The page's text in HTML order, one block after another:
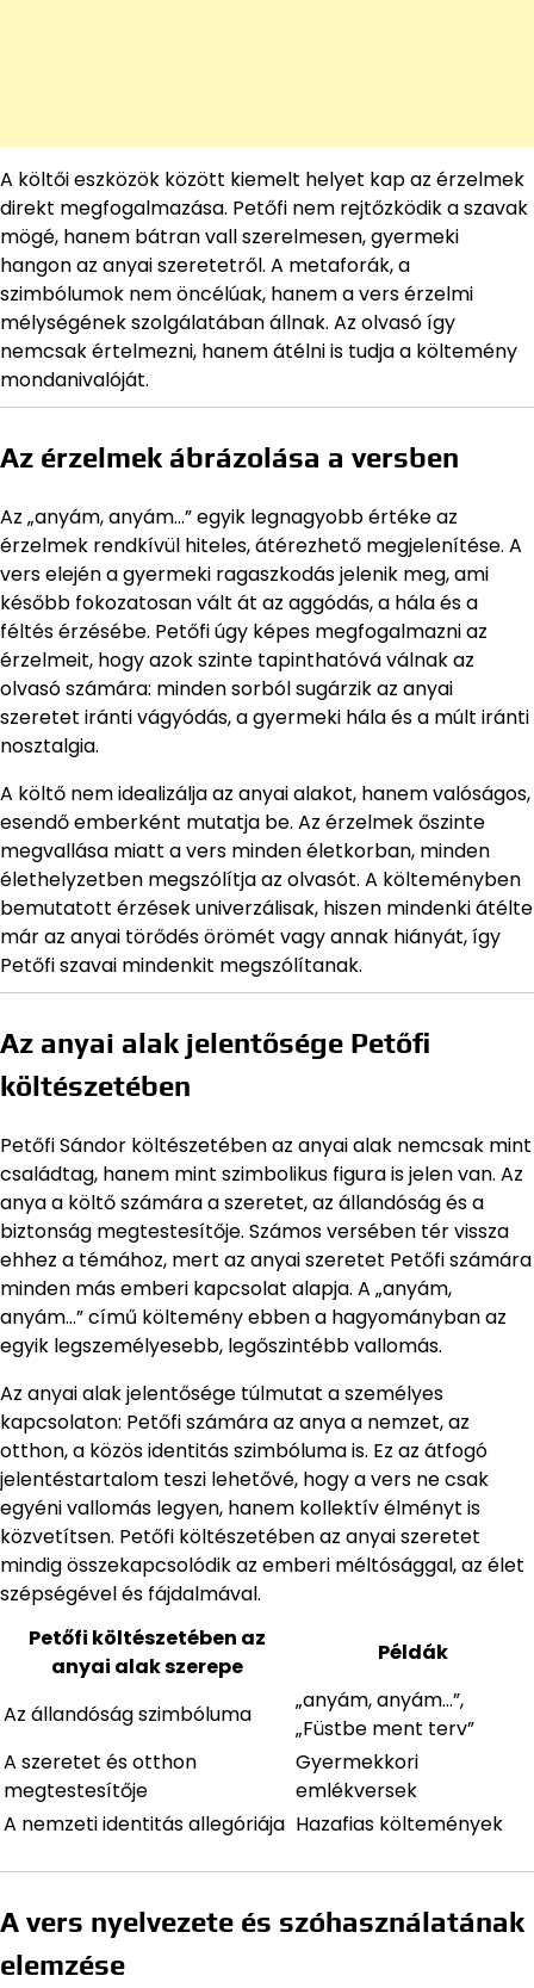
A költői eszközök között kiemelt helyet kap az érzelmek
direkt megfogalmazása. Petőfi nem rejtőzködik a szavak
mögé, hanem bátran vall szerelmesen, gyermeki
hangon az anyai szeretetről. A metaforák, a
szimbólumok nem öncélúak, hanem a vers érzelmi
mélységének szolgálatában állnak. Az olvasó így
nemcsak értelmezni, hanem átélni is tudja a költemény
mondanivalóját.
Az érzelmek ábrázolása a versben
Az „anyám, anyám…” egyik legnagyobb értéke az
érzelmek rendkívül hiteles, átérezhető megjelenítése. A
vers elején a gyermeki ragaszkodás jelenik meg, ami
később fokozatosan vált át az aggódás, a hála és a
féltés érzésébe. Petőfi úgy képes megfogalmazni az
érzelmeit, hogy azok szinte tapinthatóvá válnak az
olvasó számára: minden sorból sugárzik az anyai
szeretet iránti vágyódás, a gyermeki hála és a múlt iránti
nosztalgia.
A költő nem idealizálja az anyai alakot, hanem valóságos,
esendő emberként mutatja be. Az érzelmek őszinte
megvallása miatt a vers minden életkorban, minden
élethelyzetben megszólítja az olvasót. A költeményben
bemutatott érzések univerzálisak, hiszen mindenki átélte
már az anyai törődés örömét vagy annak hiányát, így
Petőfi szavai mindenkit megszólítanak.
Az anyai alak jelentősége Petőfi
költészetében
Petőfi Sándor költészetében az anyai alak nemcsak mint
családtag, hanem mint szimbolikus figura is jelen van. Az
anya a költő számára a szeretet, az állandóság és a
biztonság megtestesítője. Számos versében tér vissza
ehhez a témához, mert az anyai szeretet Petőfi számára
minden más emberi kapcsolat alapja. A „anyám,
anyám…” című költemény ebben a hagyományban az
egyik legszemélyesebb, legőszintébb vallomás.
Az anyai alak jelentősége túlmutat a személyes
kapcsolaton: Petőfi számára az anya a nemzet, az
otthon, a közös identitás szimbóluma is. Ez az átfogó
jelentéstartalom teszi lehetővé, hogy a vers ne csak
egyéni vallomás legyen, hanem kollektív élményt is
közvetítsen. Petőfi költészetében az anyai szeretet
mindig összekapcsolódik az emberi méltósággal, az élet
szépségével és fájdalmával.
Petőfi költészetében az
anyai alak szerepe
Példák
Az állandóság szimbóluma
„anyám, anyám…”,
„Füstbe ment terv”
A szeretet és otthon
megtestesítője
Gyermekkori
emlékversek
A nemzeti identitás allegóriája Hazafias költemények
A vers nyelvezete és szóhasználatának
elemzése